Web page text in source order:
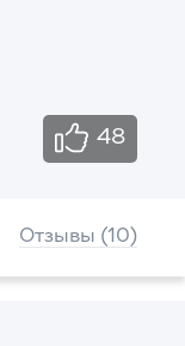
48
Отзывы (10)